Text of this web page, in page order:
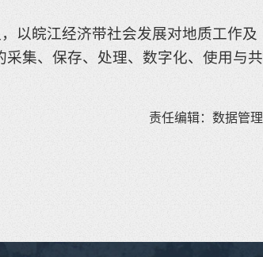
以皖江经济带社会发展对地质工作及
采集、保存、处理、数字化、使用与共
责任编辑：数据管理